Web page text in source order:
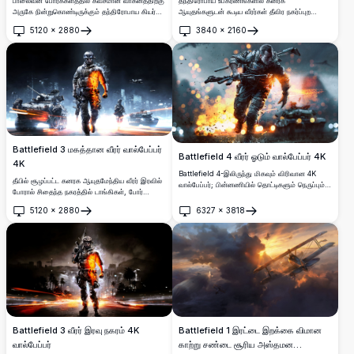
அருகே நின்றுகொண்டிருக்கும் தந்திரோபாய கியர்
மகத்தான 4K இராணுவ வால்பேப்பர். விமானங்கள்
மேலே பறக்கும் போது வெடிப்புகள் நாடகீய
நிலப்பரப்பை ஒளிரவைத்து, கேமிங் ஆர்வலர்களுக்கு
ஏற்ற தீவிர போர் சூழலை உருவாக்குகிறது.
5120 × 2880
திறக்கவும்
ஆயுதங்களுடன் கூடிய வீரர்கள் தீவிர நகர்ப்புற
வால்பேப்பர். காட்சி இராணுவ பணியாளர்கள் மரத்
தடுப்புகளை மறைவிடமாக பயன்படுத்தி தூசி
நிறைந்த, போரால் பாதிக்கப்பட்ட சூழலில்
ஆயுதங்களை வெடிக்கும் விரிவான அமைப்புகள்
மற்றும் யதார்த்த ஒளி விளைவுகளுடன் காட்டுகிறது.
3840 × 2160
திறக்கவும்
Battlefield 3 மகத்தான வீரர் வால்பேப்பர்
4K
தீயில் சூழப்பட்ட கனரக ஆயுதமேந்திய வீரர் இரவில்
போரால் சிதைந்த நகரத்தில் டாங்கிகள், போர்
நாடகீய, உயர்-தெளிவுத்திறன் திரைப்பட காட்சியை
கொண்ட அற்புதமான Battlefield 3 வால்பேப்பர்.
5120 × 2880
திறக்கவும்
Battlefield 4 வீரர் ஓடும் வால்பேப்பர் 4K
Battlefield 4-இலிருந்து மிகவும் விரிவான 4K
வால்பேப்பர்; பின்னணியில் தொட்டிகளும் நெருப்பும்
ஆயுதங்களுடன்돌진னும் ஒரு வீரனை
சித்தரிக்கிறது. விளையாட்டு ஆர்வலர்களுக்கு
ஏற்றது.
6327 × 3818
திறக்கவும்
Battlefield 3 வீரர் இரவு நகரம் 4K
வால்பேப்பர்
Battlefield 1 இரட்டை இறக்கை விமான
காற்று சண்டை சூரிய அஸ்தமன